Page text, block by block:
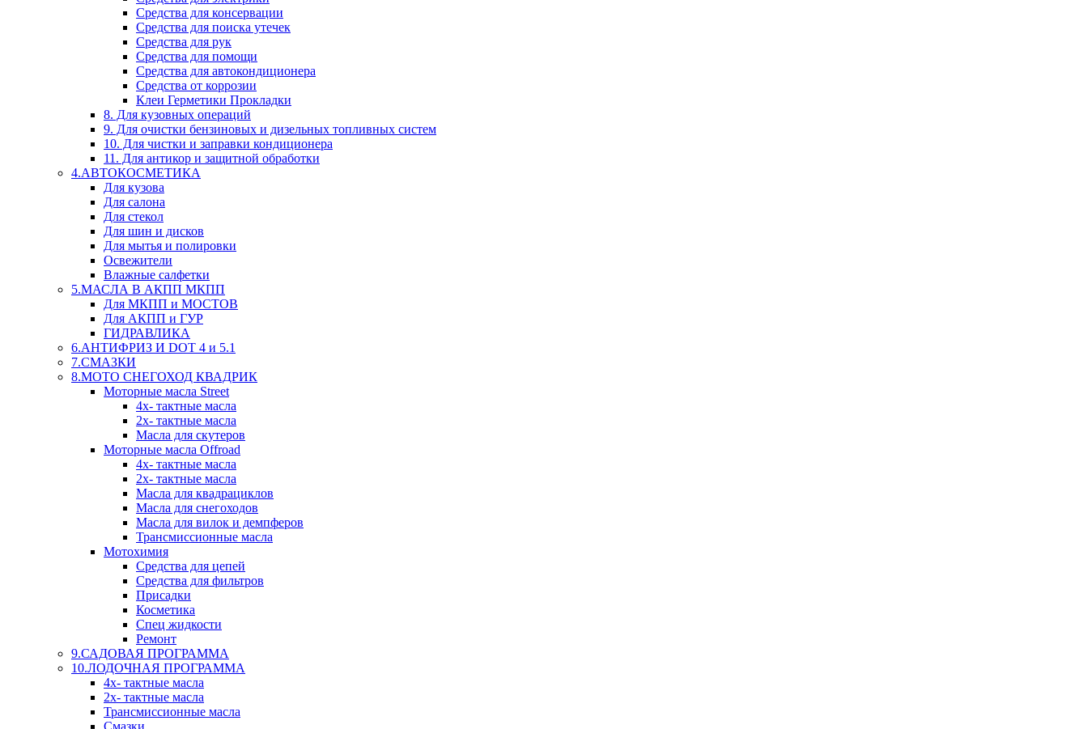
Средства для консервации
Средства для поиска утечек
Средства для рук
Средства для помощи
Средства для автокондиционера
Средства от коррозии
Клеи Герметики Прокладки
8. Для кузовных операций
9. Для очистки бензиновых и дизельных топливных систем
10. Для чистки и заправки кондиционера
11. Для антикор и защитной обработки
4.АВТОКОСМЕТИКА
Для кузова
Для салона
Для стекол
Для шин и дисков
Для мытья и полировки
Освежители
Влажные салфетки
5.МАСЛА В АКПП МКПП
Для МКПП и МОСТОВ
Для АКПП и ГУР
ГИДРАВЛИКА
6.АНТИФРИЗ И DOT 4 и 5.1
7.СМАЗКИ
8.МОТО СНЕГОХОД КВАДРИК
Моторные масла Street
4х- тактные масла
2х- тактные масла
Масла для скутеров
Моторные масла Offroad
4х- тактные масла
2х- тактные масла
Масла для квадрациклов
Масла для снегоходов
Масла для вилок и демпферов
Трансмиссионные масла
Мотохимия
Средства для цепей
Средства для фильтров
Присадки
Косметика
Спец жидкости
Ремонт
9.САДОВАЯ ПРОГРАММА
10.ЛОДОЧНАЯ ПРОГРАММА
4х- тактные масла
2х- тактные масла
Трансмиссионные масла
Смазки